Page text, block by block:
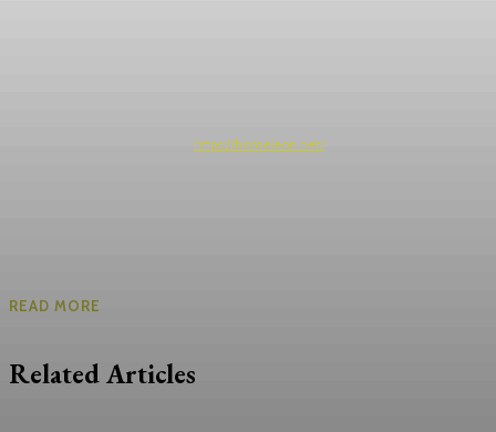
https://homeleon.net/
READ MORE
Related Articles